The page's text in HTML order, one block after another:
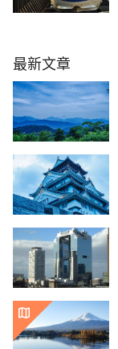
最新文章